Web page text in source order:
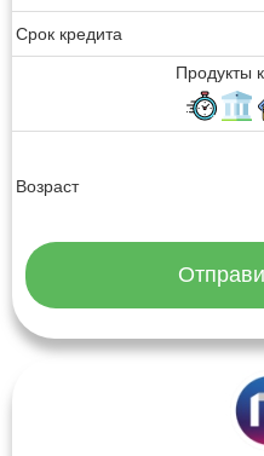
Срок кредита
Продукты
Возраст